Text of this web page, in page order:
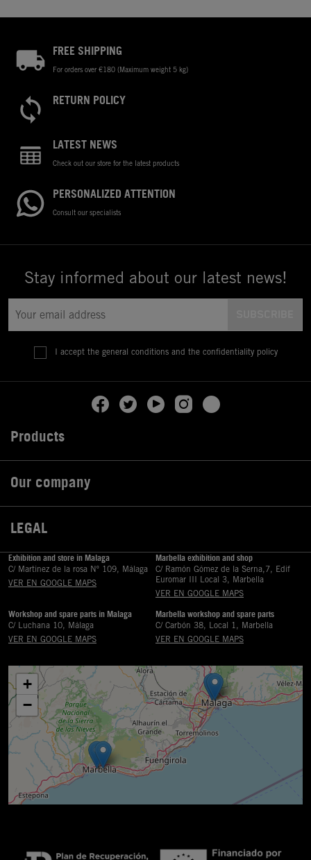
FREE SHIPPING
For orders over €180 (Maximum weight 5 kg)
RETURN POLICY
LATEST NEWS
Check out our store for the latest products
PERSONALIZED ATTENTION
Consult our specialists
Stay informed about our latest news!
I accept the general conditions and the confidentiality policy
Products
Our company
LEGAL
Exhibition and store in Malaga
C/ Martinez de la rosa Nº 109, Málaga
VER EN GOOGLE MAPS
Marbella exhibition and shop
C/ Ramón Gómez de la Serna,7, Edif
Euromar III Local 3, Marbella
VER EN GOOGLE MAPS
Workshop and spare parts in Malaga
C/ Luchana 10, Málaga
VER EN GOOGLE MAPS
Marbella workshop and spare parts
C/ Carbón 38, Local 1, Marbella
VER EN GOOGLE MAPS
+
−